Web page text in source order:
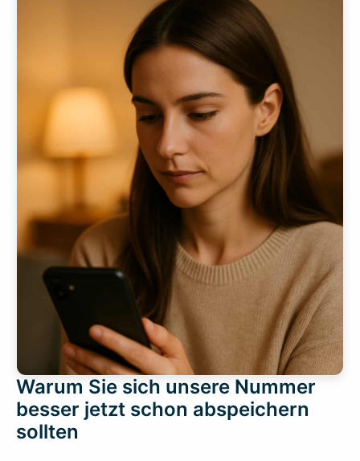
Warum Sie sich unsere Nummer
besser jetzt schon abspeichern
sollten